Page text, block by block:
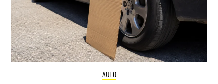
AUTO